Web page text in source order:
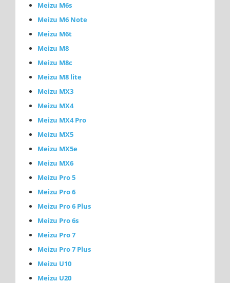
Meizu M6s
Meizu M6 Note
Meizu M6t
Meizu M8
Meizu M8c
Meizu M8 lite
Meizu MX3
Meizu MX4
Meizu MX4 Pro
Meizu MX5
Meizu MX5e
Meizu MX6
Meizu Pro 5
Meizu Pro 6
Meizu Pro 6 Plus
Meizu Pro 6s
Meizu Pro 7
Meizu Pro 7 Plus
Meizu U10
Meizu U20